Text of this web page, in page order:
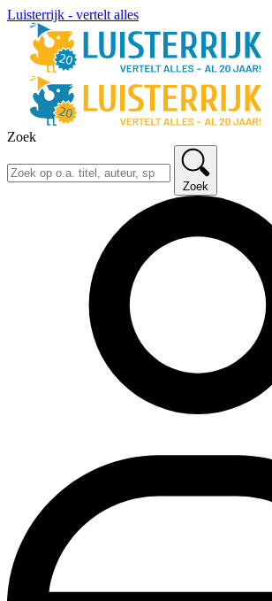
Luisterrijk - vertelt alles
Zoek
Zoek